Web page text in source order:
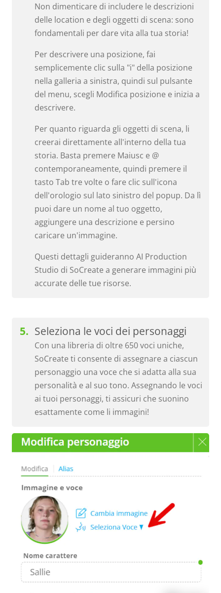
Non dimenticare di includere le descrizioni
delle location e degli oggetti di scena: sono
fondamentali per dare vita alla tua storia!
Per descrivere una posizione, fai
semplicemente clic sulla "i" della posizione
nella galleria a sinistra, quindi sul pulsante
del menu, scegli Modifica posizione e inizia a
descrivere.
Per quanto riguarda gli oggetti di scena, li
creerai direttamente all'interno della tua
storia. Basta premere Maiusc e @
contemporaneamente, quindi premere il
tasto Tab tre volte o fare clic sull'icona
dell'orologio sul lato sinistro del popup. Da lì
puoi dare un nome al tuo oggetto,
aggiungere una descrizione e persino
caricare un'immagine.
Questi dettagli guideranno AI Production
Studio di SoCreate a generare immagini più
accurate delle tue risorse.
Seleziona le voci dei personaggi
Con una libreria di oltre 650 voci uniche,
SoCreate ti consente di assegnare a ciascun
personaggio una voce che si adatta alla sua
personalità e al suo tono. Assegnando le voci
ai tuoi personaggi, ti assicuri che suonino
esattamente come li immagini!